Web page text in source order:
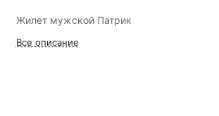
Жилет мужской Патрик
Все описание